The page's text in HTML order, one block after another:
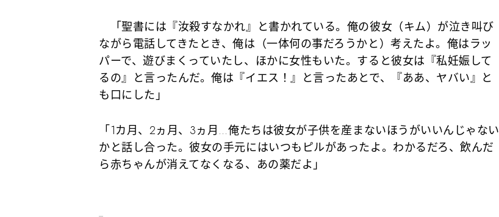
「聖書には『汝殺すなかれ』と書かれている。俺の彼女（キム）が泣き叫び
ながら電話してきたとき、俺は（一体何の事だろうかと）考えたよ。俺はラッ
パーで、遊びまくっていたし、ほかに女性もいた。すると彼女は『私妊娠して
るの』と言ったんだ。俺は『イエス！』と言ったあとで、『ああ、ヤバい』と
も口にした」
「1カ月、2ヵ月、3ヵ月…俺たちは彼女が子供を産まないほうがいいんじゃない
かと話し合った。彼女の手元にはいつもピルがあったよ。わかるだろ、飲んだ
ら赤ちゃんが消えてなくなる、あの薬だよ」